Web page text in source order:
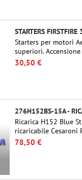
STARTERS FIRSTFIRE
Starters per motori
superiori.
motori fino a 91 cm
30,50 €
276H152BS-15A -
Ricarica H152 Blue
ricaricabile Cesaroni
15 secondi è
strumento ProDAT 38
78,50 €